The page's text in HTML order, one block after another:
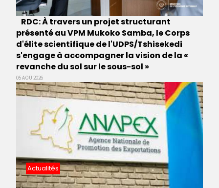
RDC: À travers un projet structurant
présenté au VPM Mukoko Samba, le Corps
d'élite scientifique de l'UDPS/Tshisekedi
s'engage à accompagner la vision de la «
revanche du sol sur le sous-sol »
05 AOÛ 2026
Actualités